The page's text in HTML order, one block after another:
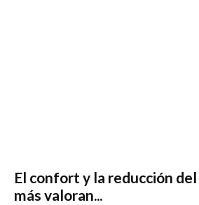
El confort y la reducción
más valoran...